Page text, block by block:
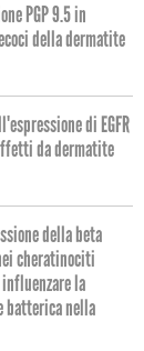
PGP 9.5 in
della dermatite
di EGFR
da dermatite
della beta
cheratinociti
la
nella